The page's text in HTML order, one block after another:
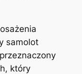
samolot
który